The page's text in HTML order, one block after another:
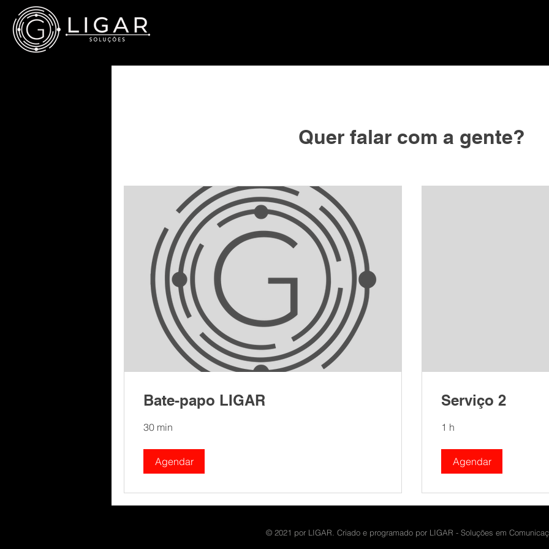
Quer falar com a gente?
Bate-papo LIGAR
30 min
Agendar
Serviço 2
1 h
Agendar
© 2021 por LIGAR. Criado e programado por LIGAR - Soluções em